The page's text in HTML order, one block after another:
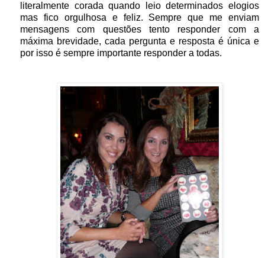
literalmente corada quando leio determinados elogios
mas fico orgulhosa e feliz. Sempre que me enviam
mensagens com questões tento responder com a
máxima brevidade, cada pergunta e resposta é única e
por isso é sempre importante responder a todas.